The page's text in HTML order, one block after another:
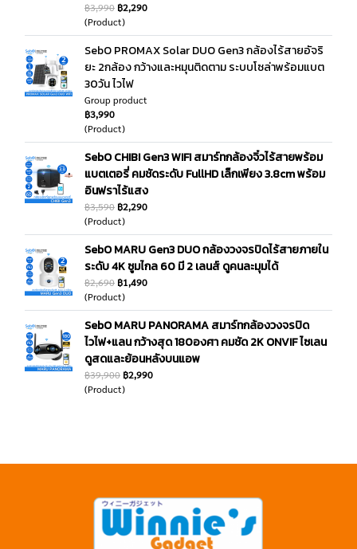
฿3,990 ฿2,290
(Product)
SebO PROMAX Solar DUO Gen3 กล้องไร้สายอัจริ
ยะ 2กล้อง กว้างและหมุนติดตาม ระบบโซล่าพร้อมแบต
30วัน ไวไฟ
Group product
฿3,990
(Product)
SebO CHIBI Gen3 WIFI สมาร์ทกล้องจิ๋วไร้สายพร้อม
แบตเตอรี่ คมชัดระดับ FullHD เล็กเพียง 3.8cm พร้อม
อินฟราไร้แสง
฿3,590 ฿2,290
(Product)
SebO MARU Gen3 DUO กล้องวงจรปิดไร้สายภายใน
ระดับ 4K ซูมไกล 60 มี 2 เลนส์ ดูคนละมุมได้
฿2,690 ฿1,490
(Product)
SebO MARU PANORAMA สมาร์ทกล้องวงจรปิด
ไวไฟ+แลน กว้างสุด 180องศา คมชัด 2K ONVIF ไซเลน
ดูสดและย้อนหลังบนแอพ
฿39,900 ฿2,990
(Product)